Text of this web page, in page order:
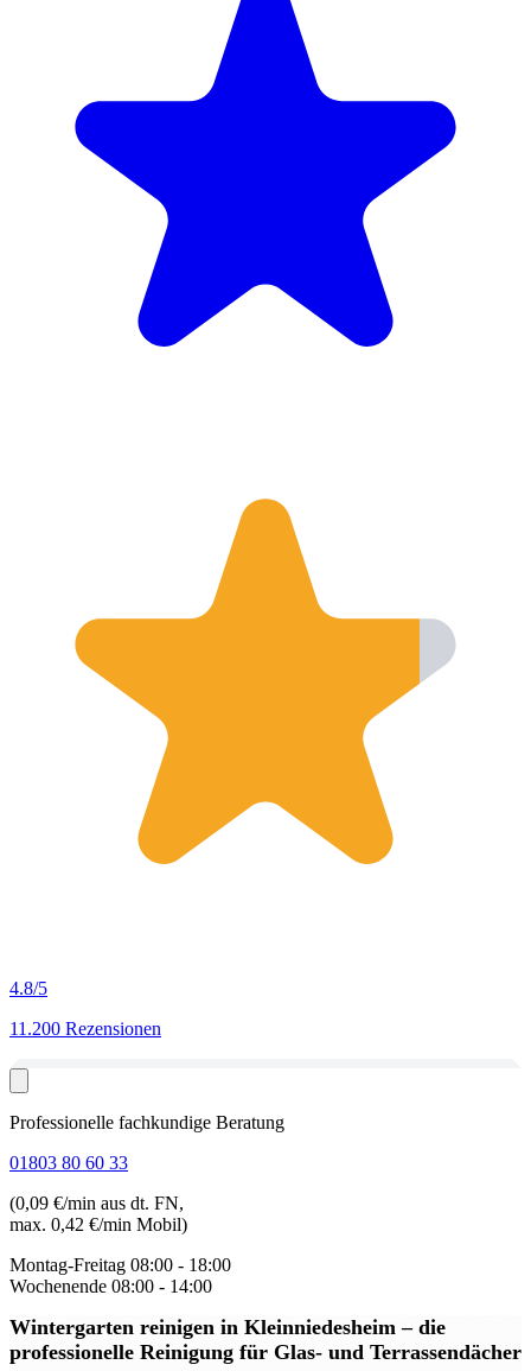
4.8/5
11.200 Rezensionen
Professionelle fachkundige Beratung
01803 80 60 33
(0,09 €/min aus dt. FN,
max. 0,42 €/min Mobil)
Montag-Freitag 08:00 - 18:00
Wochenende 08:00 - 14:00
Wintergarten reinigen in Kleinniedesheim– die
professionelle Reinigung für Glas- und Terrassendächer